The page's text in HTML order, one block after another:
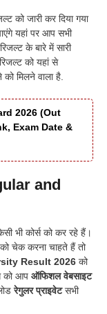
को जारी कर दिया गया
यहां पर आप सभी
के बारे में सारी
को यहां से
मिलने वाला है.
2026 (Out
Exam Date &
and
भी कोर्स को कर रहे हैं।
चेक करना चाहते हैं तो
Result 2026 को
को आप ऑफिशल वेबसाइट
रेगुलर प्राइवेटसभी